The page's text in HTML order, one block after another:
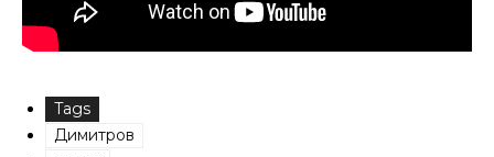
Tags
Димитров